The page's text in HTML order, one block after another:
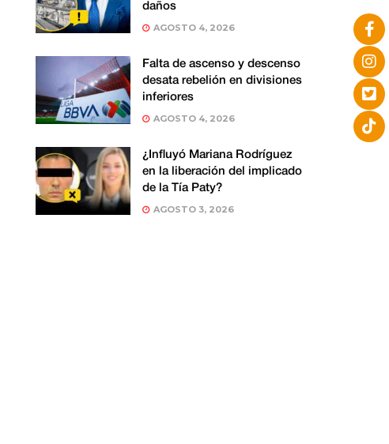
daños
AGOSTO 4, 2026
Falta de ascenso y descenso
desata rebelión en divisiones
inferiores
AGOSTO 4, 2026
¿Influyó Mariana Rodríguez
en la liberación del implicado
de la Tía Paty?
AGOSTO 3, 2026